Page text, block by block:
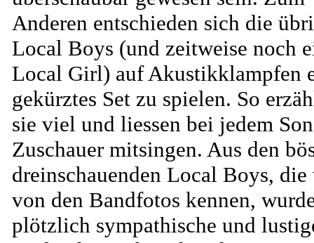
Anderen entschieden sich die
Local Boys (und zeitweise noch
Local Girl) auf Akustikklampfen
gekürztes Set zu spielen. So
sie viel und liessen bei jedem
Zuschauer mitsingen. Aus den
dreinschauenden Local Boys,
von den Bandfotos kennen,
plötzlich sympathische und